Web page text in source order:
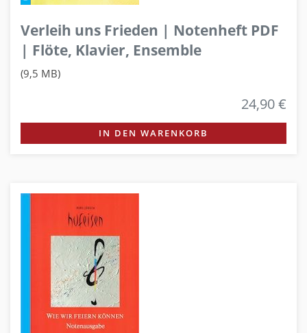
Verleih uns Frieden | Notenheft PDF
| Flöte, Klavier, Ensemble
(9,5 MB)
24,90 €
IN DEN WARENKORB